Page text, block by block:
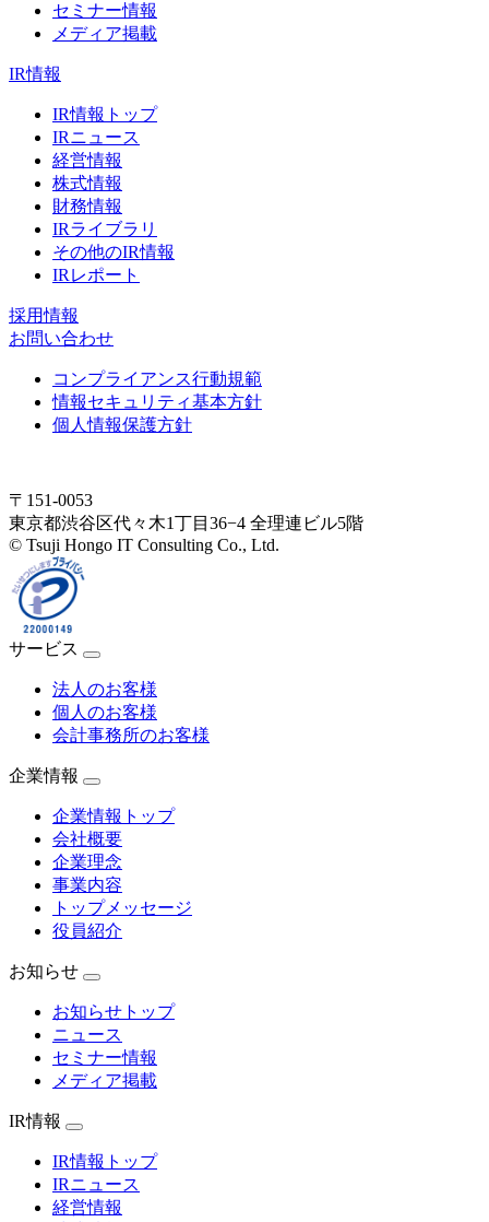
セミナー情報
メディア掲載
IR情報
IR情報トップ
IRニュース
経営情報
株式情報
財務情報
IRライブラリ
その他のIR情報
IRレポート
採用情報
お問い合わせ
コンプライアンス行動規範
情報セキュリティ基本方針
個人情報保護方針
〒151-0053
東京都渋谷区代々木1丁目36−4 全理連ビル5階
© Tsuji Hongo IT Consulting Co., Ltd.
サービス
法人のお客様
個人のお客様
会計事務所のお客様
企業情報
企業情報トップ
会社概要
企業理念
事業内容
トップメッセージ
役員紹介
お知らせ
お知らせトップ
ニュース
セミナー情報
メディア掲載
IR情報
IR情報トップ
IRニュース
経営情報